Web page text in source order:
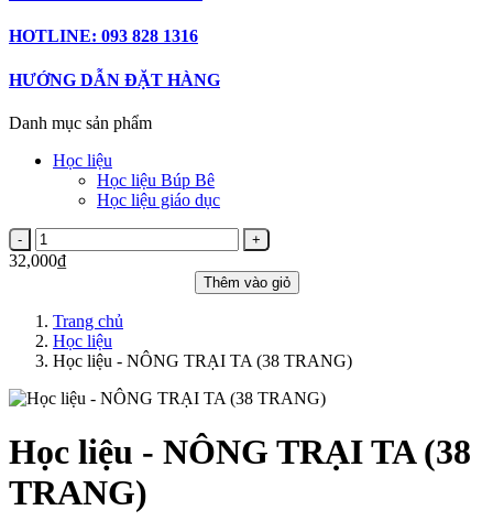
HOTLINE: 093 828 1316
HƯỚNG DẪN ĐẶT HÀNG
Danh mục sản phẩm
Học liệu
Học liệu Búp Bê
Học liệu giáo dục
32,000₫
Thêm vào giỏ
Trang chủ
Học liệu
Học liệu - NÔNG TRẠI TA (38 TRANG)
Học liệu - NÔNG TRẠI TA (38
TRANG)